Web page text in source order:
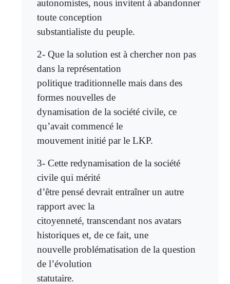
autonomistes, nous invitent à abandonner
toute conception
substantialiste du peuple.
2- Que la solution est à chercher non pas
dans la représentation
politique traditionnelle mais dans des
formes nouvelles de
dynamisation de la société civile, ce
qu’avait commencé le
mouvement initié par le LKP.
3- Cette redynamisation de la société
civile qui mérité
d’être pensé devrait entraîner un autre
rapport avec la
citoyenneté, transcendant nos avatars
historiques et, de ce fait, une
nouvelle problématisation de la question
de l’évolution
statutaire.